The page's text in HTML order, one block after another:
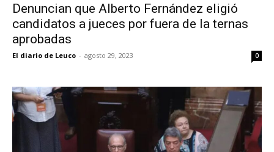
Denuncian que Alberto Fernández eligió
candidatos a jueces por fuera de la ternas
aprobadas
El diario de Leuco - agosto 29, 2023 0